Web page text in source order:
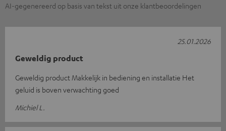
AI-gegenereerd op basis van tekst uit onze klantbeoordelingen
Geweldig product
Geweldig product Makkelijk in bediening en installatie Het
geluid is boven verwachting goed
Michiel L.
25.01.2026